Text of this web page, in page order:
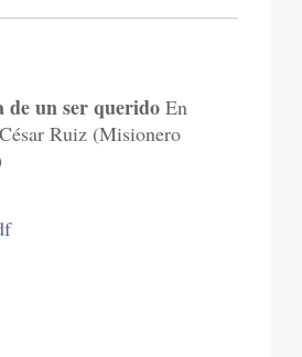
de un ser queridoEn
Ruiz (Misionero